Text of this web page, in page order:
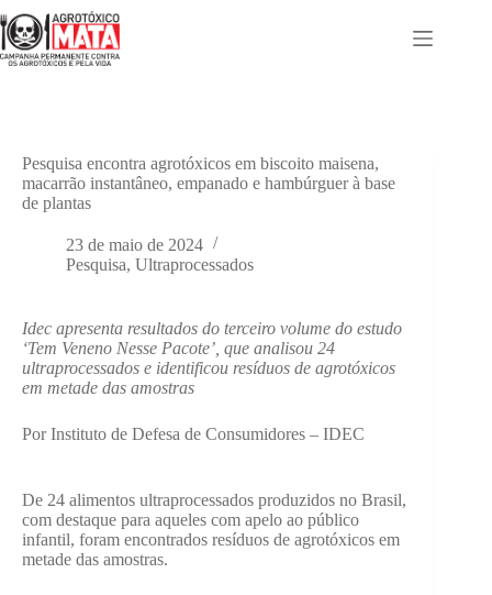
para
o
conteúdo
Pesquisa encontra agrotóxicos em biscoito maisena,
macarrão instantâneo, empanado e hambúrguer à base
de plantas
23 de maio de 2024
Pesquisa, Ultraprocessados
Idec apresenta resultados do terceiro volume do estudo
‘Tem Veneno Nesse Pacote’, que analisou 24
ultraprocessados e identificou resíduos de agrotóxicos
em metade das amostras
Por Instituto de Defesa de Consumidores – IDEC
De 24 alimentos ultraprocessados produzidos no Brasil,
com destaque para aqueles com apelo ao público
infantil, foram encontrados resíduos de agrotóxicos em
metade das amostras.